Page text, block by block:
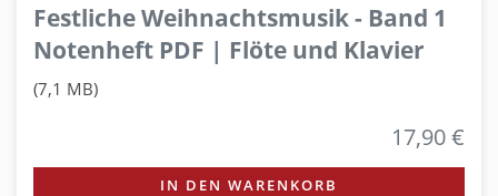
Festliche Weihnachtsmusik - Band 1
Notenheft PDF | Flöte und Klavier
(7,1 MB)
17,90 €
IN DEN WARENKORB